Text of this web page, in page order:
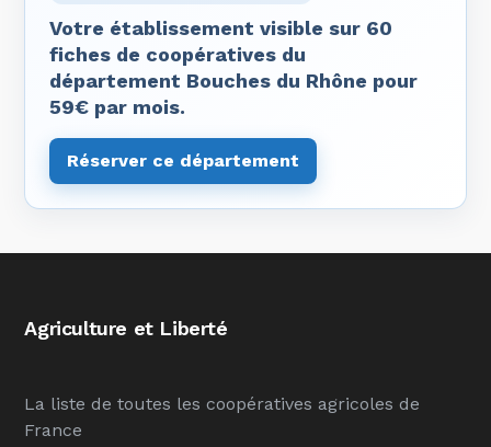
Votre établissement visible sur 60
fiches de coopératives du
département Bouches du Rhône pour
59€ par mois.
Réserver ce département
Agriculture et Liberté
La liste de toutes les coopératives agricoles de
France